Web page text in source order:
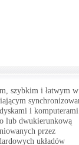
szybkim i łatwym w
i
lub dwukierunkową
przez
układów